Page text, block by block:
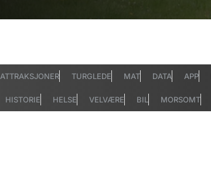
ATTRAKSJONER TURGLEDE MAT DATA APP
HISTORIE HELSE VELVÆRE BIL MORSOMT